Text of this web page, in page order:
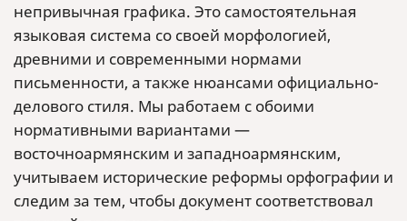
непривычная графика. Это самостоятельная
языковая система со своей морфологией,
древними и современными нормами
письменности, а также нюансами официально-
делового стиля. Мы работаем с обоими
нормативными вариантами —
восточноармянским и западноармянским,
учитываем исторические реформы орфографии и
следим за тем, чтобы документ соответствовал